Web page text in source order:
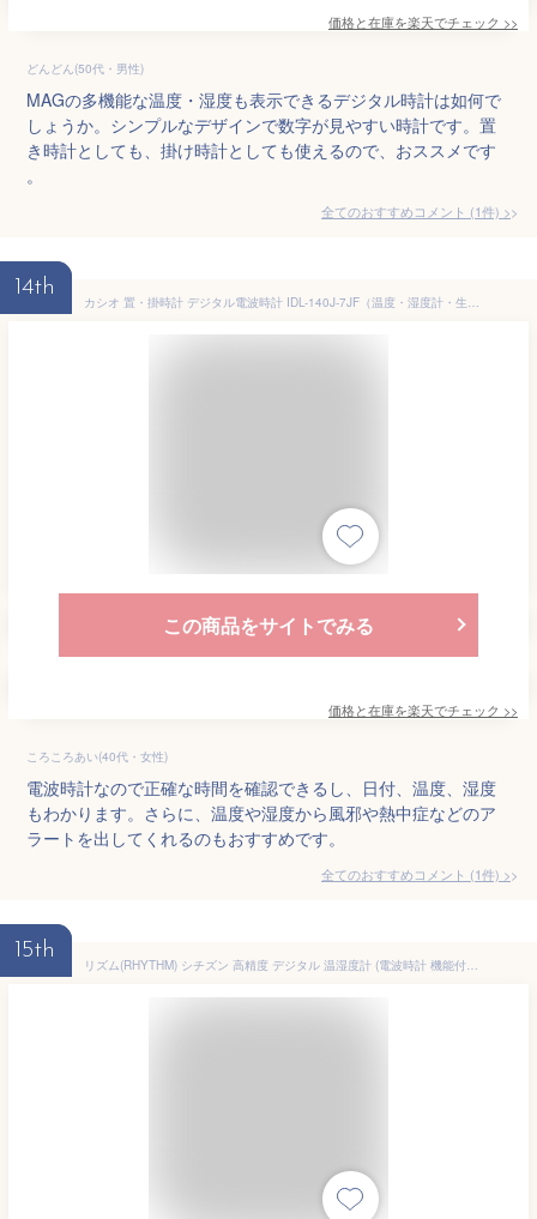
価格と在庫を楽天でチェック >>
どんどん(50代・男性)
MAGの多機能な温度・湿度も表示できるデジタル時計は如何で
しょうか。シンプルなデザインで数字が見やすい時計です。置
き時計としても、掛け時計としても使えるので、おススメです
。
全てのおすすめコメント (1件) >
14th
カシオ 置・掛時計 デジタル電波時計 IDL-140J-7JF（温度・湿度計・生活環境お知らせ付）【送料無料（一部地域除く）】
この商品をサイトでみる
価格と在庫を楽天でチェック >>
ころころあい(40代・女性)
電波時計なので正確な時間を確認できるし、日付、温度、湿度
もわかります。さらに、温度や湿度から風邪や熱中症などのア
ラートを出してくれるのもおすすめです。
全てのおすすめコメント (1件) >
15th
リズム(RHYTHM) シチズン 高精度 デジタル 温湿度計 (電波時計 機能付き) カレンダー 環境目安表示 ホワイト (白) CITIZEN 13.2x18.6x5.3cm 8RZ232-003